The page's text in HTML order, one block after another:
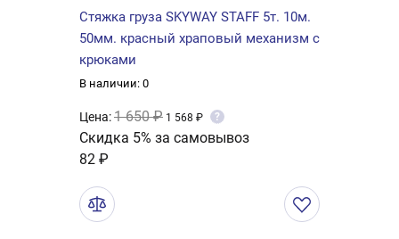
Стяжка груза SKYWAY STAFF 5т. 10м.
50мм. красный храповый механизм с
крюками
В наличии: 0
Цена:1 650 ₽ 1 568 ₽ ?
Скидка 5% за самовывоз
82 ₽